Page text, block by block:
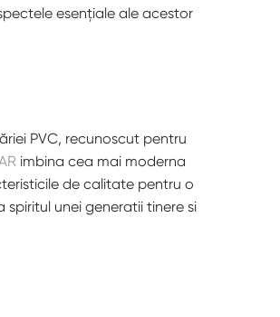
esențiale ale acestor
PVC, recunoscut pentru
imbina cea mai moderna
de calitate pentru o
unei generatii tinere si